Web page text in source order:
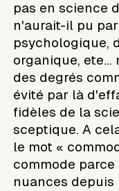
pas en science
n'aurait-il pu
psychologique,
organique,
des degrés
évité par là
fidèles de la
sceptique. A
le mot «
commode
nuances